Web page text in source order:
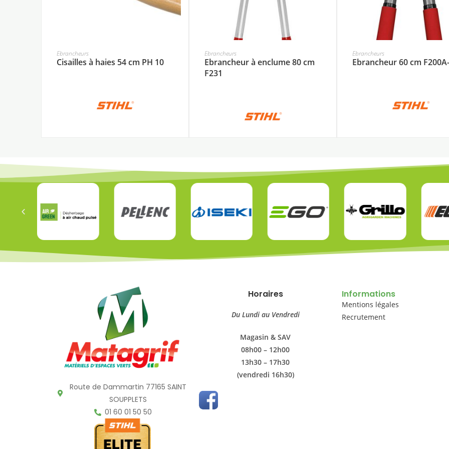
Ebrancheurs
Cisailles à haies 54 cm PH 10
Ebrancheurs
Ebrancheur à enclume 80 cm
F231
Ebrancheurs
Ebrancheur 60 cm
Route de Dammartin 77165 SAINT
SOUPPLETS
01 60 01 50 50
Horaires
Du Lundi au Vendredi
Magasin & SAV
08h00 – 12h00
13h30 – 17h30
(vendredi 16h30)
Informations
Mentions légales
Recrutement